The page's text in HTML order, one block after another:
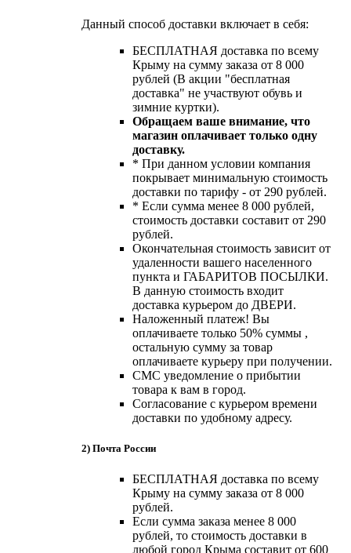
Данный способ доставки включает в себя:
БЕСПЛАТНАЯ доставка по всему
Крыму на сумму заказа от 8 000
рублей (В акции "бесплатная
доставка" не участвуют обувь и
зимние куртки).
Обращаем ваше внимание, что
магазин оплачивает только одну
доставку.
* При данном условии компания
покрывает минимальную стоимость
доставки по тарифу - от 290 рублей.
* Если сумма менее 8 000 рублей,
стоимость доставки составит от 290
рублей.
Окончательная стоимость зависит от
удаленности вашего населенного
пункта и ГАБАРИТОВ ПОСЫЛКИ.
В данную стоимость входит
доставка курьером до ДВЕРИ.
Наложенный платеж! Вы
оплачиваете только 50% суммы ,
остальную сумму за товар
оплачиваете курьеру при получении.
СМС уведомление о прибытии
товара к вам в город.
Согласование с курьером времени
доставки по удобному адресу.
2) Почта России
БЕСПЛАТНАЯ доставка по всему
Крыму на сумму заказа от 8 000
рублей.
Если сумма заказа менее 8 000
рублей, то стоимость доставки в
любой город Крыма составит от 600